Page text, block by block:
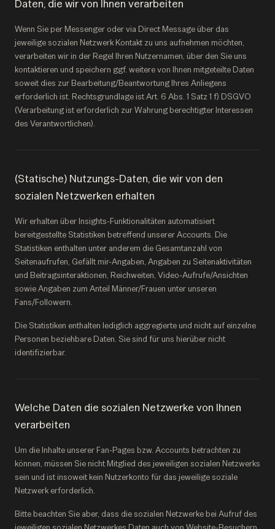
Daten, die wir von Ihnen verarbeiten
Wenn Sie per Messenger oder via Direct Message über das
jeweilige sozialen Netzwerk Kontakt zu uns aufnehmen möchten,
verarbeiten wir in der Regel Ihren Nutzernamen, über den Sie uns
kontaktieren und speichern ggf. weitere von Ihnen mitgeteilte Daten
soweit dies zur Bearbeitung/Beantwortung Ihres Anliegens
erforderlich ist. Rechtsgrundlage ist Art. 6 Abs. 1 Satz 1 f) DSGVO
(Verarbeitung ist erforderlich zur Wahrung berechtigter Interessen
des Verantwortlichen).
(Statische) Nutzungs-Daten, die wir von den
sozialen Netzwerken erhalten
Wir erhalten über Insights-Funktionalitäten automatisiert
bereitgestellte Statistiken betreffend unserer Accounts. Die
Statistiken enthalten unter anderem die Gesamtanzahl von
Seitenaufrufen, Gefällt mir-Angaben, Angaben zu Seitenaktivitäten
und Beitragsinteraktionen, Reichweiten, Video-Aufrufe/Ansichten
sowie Angaben zum Anteil Männer/Frauen unter unseren
Fans/Followern.
Die Statistiken enthalten lediglich aggregierte und nicht auf einzelne
Personen beziehbare Daten. Sie sind für uns hierüber nicht
identifizierbar.
Welche Daten die sozialen Netzwerke von Ihnen
verarbeiten
Um die Inhalte unserer Fan-Pages bzw. Accounts betrachten zu
können, müssen Sie nicht Mitglied des jeweiligen sozialen Netzwerks
sein und ist insoweit kein Nutzerkonto für das jeweilige soziale
Netzwerk erforderlich.
Bitte beachten Sie aber, dass die sozialen Netzwerke bei Aufruf des